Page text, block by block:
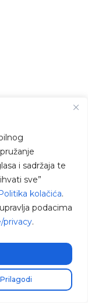
i sadržaja te
sve”
kolačića.
podacima
privacy.
Prilagodi